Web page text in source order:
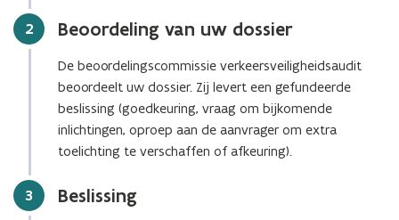
n
t
e
r
)
e
t
i
n
n
i
Stap
2 Beoordeling van uw dossier
De beoordelingscommissie verkeersveiligheidsaudit
beoordeelt uw dossier. Zij levert een gefundeerde
beslissing (goedkeuring, vraag om bijkomende
inlichtingen, oproep aan de aanvrager om extra
toelichting te verschaffen of afkeuring).
Stap
3 Beslissing